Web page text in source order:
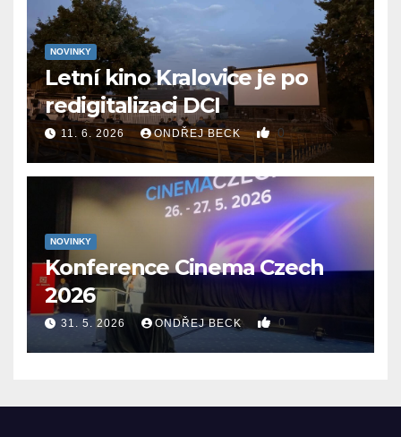
NOVINKY
Letní kino Kralovice je po
redigitalizaci DCI
11. 6. 2026 ONDŘEJ BECK 0
NOVINKY
Konference Cinema Czech
2026
31. 5. 2026 ONDŘEJ BECK 0